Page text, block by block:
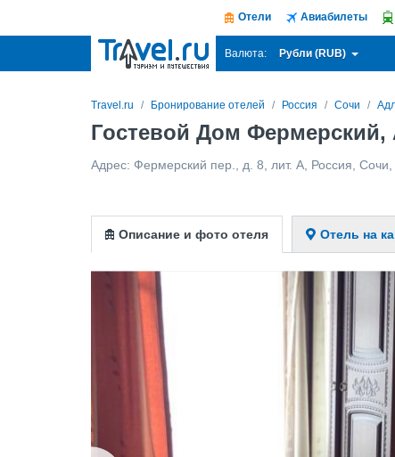
Отели Авиабилеты
Валюта: Рубли (RUB)
Travel.ru Бронирование отелей Россия Сочи
Гостевой Дом Фермерский,
Адрес: Фермерский пер., д. 8, лит. А Россия Сочи
Описание и фото отеля Отель на